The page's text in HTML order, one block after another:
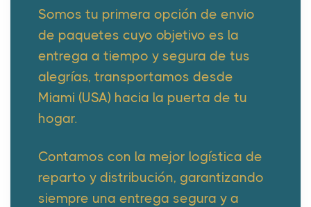
Somos tu primera opción de envio
de paquetes cuyo objetivo es la
entrega a tiempo y segura de tus
alegrías, transportamos desde
Miami (USA) hacia la puerta de tu
hogar.
Contamos con la mejor logística de
reparto y distribución, garantizando
siempre una entrega segura y a